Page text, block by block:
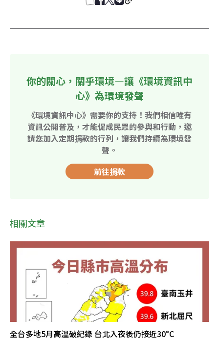
你的關心，關乎環境—讓《環境資訊中
心》為環境發聲
《環境資訊中心》需要你的支持！我們相信唯有
資訊公開普及，才能促成民眾的參與和行動，邀
請您加入定期捐款的行列，讓我們持續為環境發
聲。
前往捐款
相關文章
全台多地5月高溫破紀錄 台北入夜後仍接近30°C